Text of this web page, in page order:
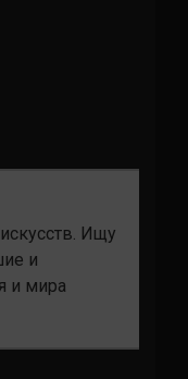
Ищу
и
и мира